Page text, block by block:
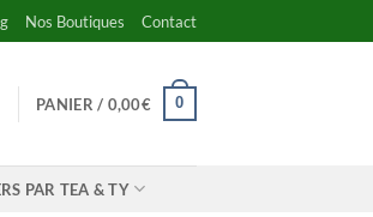
Nos Boutiques Contact
PANIER / 0,00€ 0
PAR TEA & TY